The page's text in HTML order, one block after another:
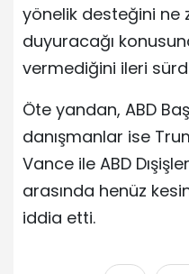
yönelik desteğini ne
duyuracağı
vermediğini ileri
Öte yandan, ABD
danışmanlar ise
Vance ile ABD
arasında henüz
iddia etti.